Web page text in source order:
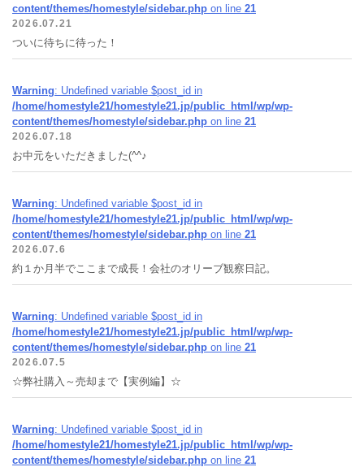
content/themes/homestyle/sidebar.php on line 21
2026.07.21
ついに待ちに待った！
Warning: Undefined variable $post_id in
/home/homestyle21/homestyle21.jp/public_html/wp/wp-
content/themes/homestyle/sidebar.php on line 21
2026.07.18
お中元をいただきました(^^♪
Warning: Undefined variable $post_id in
/home/homestyle21/homestyle21.jp/public_html/wp/wp-
content/themes/homestyle/sidebar.php on line 21
2026.07.6
約１か月半でここまで成長！会社のオリーブ観察日記。
Warning: Undefined variable $post_id in
/home/homestyle21/homestyle21.jp/public_html/wp/wp-
content/themes/homestyle/sidebar.php on line 21
2026.07.5
☆弊社購入～売却まで【実例編】☆
Warning: Undefined variable $post_id in
/home/homestyle21/homestyle21.jp/public_html/wp/wp-
content/themes/homestyle/sidebar.php on line 21